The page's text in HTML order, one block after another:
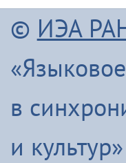
© ИЭА
в
и